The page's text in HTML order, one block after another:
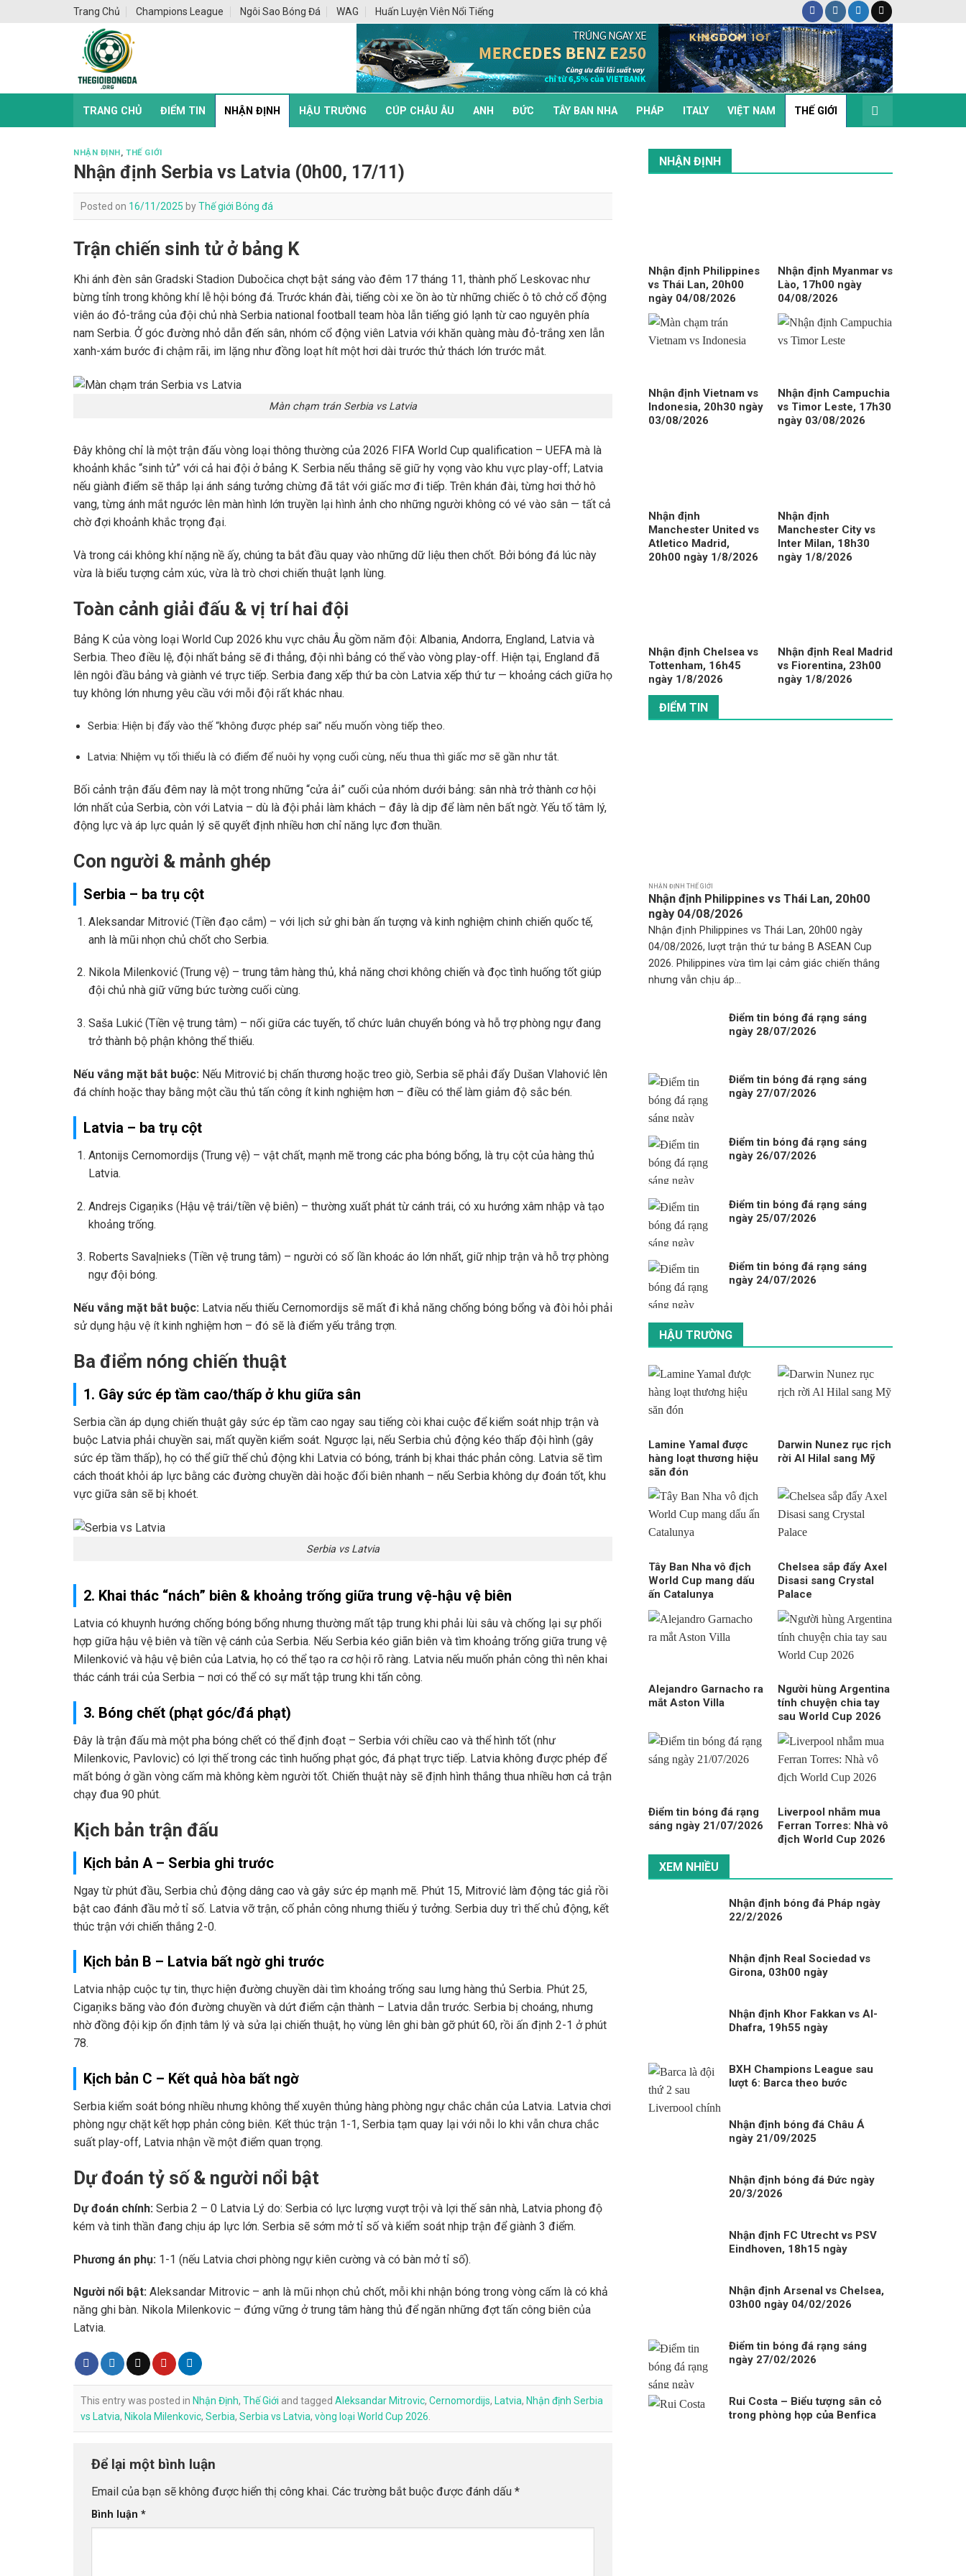
Trang Chủ Champions League Ngôi Sao Bóng Đá WAG Huấn Luyện Viên Nổi Tiếng
TRANG CHỦ ĐIỂM TIN NHẬN ĐỊNH HẬU TRƯỜNG CÚP CHÂU ÂU ANH ĐỨC TÂY BAN NHA PHÁP ITALY VIỆT NAM THẾ GIỚI
NHẬN ĐỊNH,THẾ GIỚI
Nhận định Serbia vs Latvia (0h00, 17/11)
Posted on 16/11/2025 byThế giới Bóng đá
Trận chiến sinh tử ở bảng K
Khi ánh đèn sân Gradski Stadion Dubočica chợt bật sáng vào đêm 17 tháng 11, thành phố Leskovac như
bừng tỉnh trong không khí lễ hội bóng đá. Trước khán đài, tiếng còi xe ồn ào từ những chiếc ô tô chở cổ động
viên áo đỏ-trắng của đội chủ nhà Serbia national football team hòa lẫn tiếng gió lạnh từ cao nguyên phía
nam Serbia. Ở góc đường nhỏ dẫn đến sân, nhóm cổ động viên Latvia với khăn quàng màu đỏ-trắng xen lẫn
xanh-xám bước đi chậm rãi, im lặng như đồng loạt hít một hơi dài trước thử thách lớn trước mắt.
Màn chạm trán Serbia vs Latvia
Đây không chỉ là một trận đấu vòng loại thông thường của 2026 FIFA World Cup qualification – UEFA mà là
khoảnh khắc “sinh tử” với cả hai đội ở bảng K. Serbia nếu thắng sẽ giữ hy vọng vào khu vực play-off; Latvia
nếu giành điểm sẽ thắp lại ánh sáng tưởng chừng đã tắt với giấc mơ đi tiếp. Trên khán đài, từng hơi thở hô
vang, từng ánh mắt ngước lên màn hình lớn truyền lại hình ảnh cho những người không có vé vào sân — tất cả
chờ đợi khoảnh khắc trọng đại.
Và trong cái không khí nặng nề ấy, chúng ta bắt đầu quay vào những dữ liệu then chốt. Bởi bóng đá lúc này
vừa là biểu tượng cảm xúc, vừa là trò chơi chiến thuật lạnh lùng.
Toàn cảnh giải đấu & vị trí hai đội
Bảng K của vòng loại World Cup 2026 khu vực châu Âu gồm năm đội: Albania, Andorra, England, Latvia và
Serbia. Theo điều lệ, đội nhất bảng sẽ đi thẳng, đội nhì bảng có thể vào vòng play-off. Hiện tại, England đã
lên ngôi đầu bảng và giành vé trực tiếp. Serbia đang xếp thứ ba còn Latvia xếp thứ tư — khoảng cách giữa họ
tuy không lớn nhưng yêu cầu với mỗi đội rất khác nhau.
Serbia: Hiện bị đẩy vào thế “không được phép sai” nếu muốn vòng tiếp theo.
Latvia: Nhiệm vụ tối thiểu là có điểm để nuôi hy vọng cuối cùng, nếu thua thì giấc mơ sẽ gần như tắt.
Bối cảnh trận đấu đêm nay là một trong những “cửa ải” cuối của nhóm dưới bảng: sân nhà trở thành cơ hội
lớn nhất của Serbia, còn với Latvia – dù là đội phải làm khách – đây là dịp để làm nên bất ngờ. Yếu tố tâm lý,
động lực và áp lực quản lý sẽ quyết định nhiều hơn chỉ năng lực đơn thuần.
Con người & mảnh ghép
Serbia – ba trụ cột
Aleksandar Mitrović (Tiền đạo cắm) – với lịch sử ghi bàn ấn tượng và kinh nghiệm chinh chiến quốc tế,
anh là mũi nhọn chủ chốt cho Serbia.
Nikola Milenković (Trung vệ) – trung tâm hàng thủ, khả năng chơi không chiến và đọc tình huống tốt giúp
đội chủ nhà giữ vững bức tường cuối cùng.
Saša Lukić (Tiền vệ trung tâm) – nối giữa các tuyến, tổ chức luân chuyển bóng và hỗ trợ phòng ngự đang
trở thành bộ phận không thể thiếu.
Nếu vắng mặt bắt buộc: Nếu Mitrović bị chấn thương hoặc treo giò, Serbia sẽ phải đẩy Dušan Vlahović lên
đá chính hoặc thay bằng một cầu thủ tấn công ít kinh nghiệm hơn – điều có thể làm giảm độ sắc bén.
Latvia – ba trụ cột
Antonijs Cernomordijs (Trung vệ) – vật chất, mạnh mẽ trong các pha bóng bổng, là trụ cột của hàng thủ
Latvia.
Andrejs Cigaņiks (Hậu vệ trái/tiền vệ biên) – thường xuất phát từ cánh trái, có xu hướng xâm nhập và tạo
khoảng trống.
Roberts Savaļnieks (Tiền vệ trung tâm) – người có số lần khoác áo lớn nhất, giữ nhịp trận và hỗ trợ phòng
ngự đội bóng.
Nếu vắng mặt bắt buộc: Latvia nếu thiếu Cernomordijs sẽ mất đi khả năng chống bóng bổng và đòi hỏi phải
sử dụng hậu vệ ít kinh nghiệm hơn – đó sẽ là điểm yếu trắng trợn.
Ba điểm nóng chiến thuật
1. Gây sức ép tầm cao/thấp ở khu giữa sân
Serbia cần áp dụng chiến thuật gây sức ép tầm cao ngay sau tiếng còi khai cuộc để kiểm soát nhịp trận và
buộc Latvia phải chuyền sai, mất quyền kiểm soát. Ngược lại, nếu Serbia chủ động kéo thấp đội hình (gây
sức ép tầm thấp), họ có thể giữ thế chủ động khi Latvia có bóng, tránh bị khai thác phản công. Latvia sẽ tìm
cách thoát khỏi áp lực bằng các đường chuyền dài hoặc đổi biên nhanh – nếu Serbia không dự đoán tốt, khu
vực giữa sân sẽ bị khoét.
Serbia vs Latvia
2. Khai thác “nách” biên & khoảng trống giữa trung vệ-hậu vệ biên
Latvia có khuynh hướng chống bóng bổng nhưng thường mất tập trung khi phải lùi sâu và chống lại sự phối
hợp giữa hậu vệ biên và tiền vệ cánh của Serbia. Nếu Serbia kéo giãn biên và tìm khoảng trống giữa trung vệ
Milenković và hậu vệ biên của Latvia, họ có thể tạo ra cơ hội rõ ràng. Latvia nếu muốn phản công thì nên khai
thác cánh trái của Serbia – nơi có thể có sự mất tập trung khi tấn công.
3. Bóng chết (phạt góc/đá phạt)
Đây là trận đấu mà một pha bóng chết có thể định đoạt – Serbia với chiều cao và thể hình tốt (như
Milenkovic, Pavlovic) có lợi thế trong các tình huống phạt góc, đá phạt trực tiếp. Latvia không được phép để
mất bóng ở gần vòng cấm mà không kèm người tốt. Chiến thuật này sẽ định hình thắng thua nhiều hơn cả trận
chạy đua 90 phút.
Kịch bản trận đấu
Kịch bản A – Serbia ghi trước
Ngay từ phút đầu, Serbia chủ động dâng cao và gây sức ép mạnh mẽ. Phút 15, Mitrović làm động tác giả rồi
bật cao đánh đầu mở tỉ số. Latvia vỡ trận, cố phản công nhưng thiếu ý tưởng. Serbia duy trì thế chủ động, kết
thúc trận với chiến thắng 2-0.
Kịch bản B – Latvia bất ngờ ghi trước
Latvia nhập cuộc tự tin, thực hiện đường chuyền dài tìm khoảng trống sau lưng hàng thủ Serbia. Phút 25,
Cigaņiks băng vào đón đường chuyền và dứt điểm cận thành – Latvia dẫn trước. Serbia bị choáng, nhưng
nhờ đồng đội kịp ổn định tâm lý và sửa lại chiến thuật, họ vùng lên ghi bàn gỡ phút 60, rồi ấn định 2-1 ở phút
78.
Kịch bản C – Kết quả hòa bất ngờ
Serbia kiểm soát bóng nhiều nhưng không thể xuyên thủng hàng phòng ngự chắc chắn của Latvia. Latvia chơi
phòng ngự chặt kết hợp phản công biên. Kết thúc trận 1-1, Serbia tạm quay lại với nỗi lo khi vẫn chưa chắc
suất play-off, Latvia nhận về một điểm quan trọng.
Dự đoán tỷ số & người nổi bật
Dự đoán chính: Serbia 2 – 0 Latvia Lý do: Serbia có lực lượng vượt trội và lợi thế sân nhà, Latvia phong độ
kém và tinh thần đang chịu áp lực lớn. Serbia sẽ sớm mở tỉ số và kiểm soát nhịp trận để giành 3 điểm.
Phương án phụ: 1-1 (nếu Latvia chơi phòng ngự kiên cường và có bàn mở tỉ số).
Người nổi bật: Aleksandar Mitrovic – anh là mũi nhọn chủ chốt, mỗi khi nhận bóng trong vòng cấm là có khả
năng ghi bàn. Nikola Milenkovic – đứng vững ở trung tâm hàng thủ để ngăn những đợt tấn công biên của
Latvia.
This entry was posted in Nhận Định, Thế Giới and tagged Aleksandar Mitrovic, Cernomordijs, Latvia, Nhận định Serbia
vs Latvia, Nikola Milenkovic, Serbia, Serbia vs Latvia, vòng loại World Cup 2026.
Để lại một bình luận
Email của bạn sẽ không được hiển thị công khai. Các trường bắt buộc được đánh dấu *
Bình luận *
NHẬN ĐỊNH
Nhận định Philippines
vs Thái Lan, 20h00
ngày 04/08/2026
Nhận định Myanmar vs
Lào, 17h00 ngày
04/08/2026
Nhận định Vietnam vs
Indonesia, 20h30 ngày
03/08/2026
Nhận định Campuchia
vs Timor Leste, 17h30
ngày 03/08/2026
Nhận định
Manchester United vs
Atletico Madrid,
20h00 ngày 1/8/2026
Nhận định
Manchester City vs
Inter Milan, 18h30
ngày 1/8/2026
Nhận định Chelsea vs
Tottenham, 16h45
ngày 1/8/2026
Nhận định Real Madrid
vs Fiorentina, 23h00
ngày 1/8/2026
ĐIỂM TIN
NHẬN ĐỊNH THẾ GIỚI
Nhận định Philippines vs Thái Lan, 20h00
ngày 04/08/2026
Nhận định Philippines vs Thái Lan, 20h00 ngày
04/08/2026, lượt trận thứ tư bảng B ASEAN Cup
2026. Philippines vừa tìm lại cảm giác chiến thắng
nhưng vẫn chịu áp...
Điểm tin bóng đá rạng sáng
ngày 28/07/2026
Điểm tin bóng đá rạng sáng
ngày 27/07/2026
Điểm tin bóng đá rạng sáng
ngày 26/07/2026
Điểm tin bóng đá rạng sáng
ngày 25/07/2026
Điểm tin bóng đá rạng sáng
ngày 24/07/2026
HẬU TRƯỜNG
Lamine Yamal được
hàng loạt thương hiệu
săn đón
Darwin Nunez rục rịch
rời Al Hilal sang Mỹ
Tây Ban Nha vô địch
World Cup mang dấu
ấn Catalunya
Chelsea sắp đẩy Axel
Disasi sang Crystal
Palace
Alejandro Garnacho ra
mắt Aston Villa
Người hùng Argentina
tính chuyện chia tay
sau World Cup 2026
Điểm tin bóng đá rạng
sáng ngày 21/07/2026
Liverpool nhắm mua
Ferran Torres: Nhà vô
địch World Cup 2026
XEM NHIỀU
Nhận định bóng đá Pháp ngày
22/2/2026
Nhận định Real Sociedad vs
Girona, 03h00 ngày
Nhận định Khor Fakkan vs Al-
Dhafra, 19h55 ngày
BXH Champions League sau
lượt 6: Barca theo bước
Nhận định bóng đá Châu Á
ngày 21/09/2025
Nhận định bóng đá Đức ngày
20/3/2026
Nhận định FC Utrecht vs PSV
Eindhoven, 18h15 ngày
Nhận định Arsenal vs Chelsea,
03h00 ngày 04/02/2026
Điểm tin bóng đá rạng sáng
ngày 27/02/2026
Rui Costa – Biểu tượng sân cỏ
trong phòng họp của Benfica